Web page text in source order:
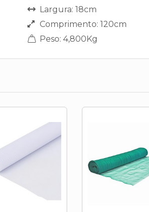
Largura: 18cm
Comprimento: 120cm
Peso: 4,800Kg